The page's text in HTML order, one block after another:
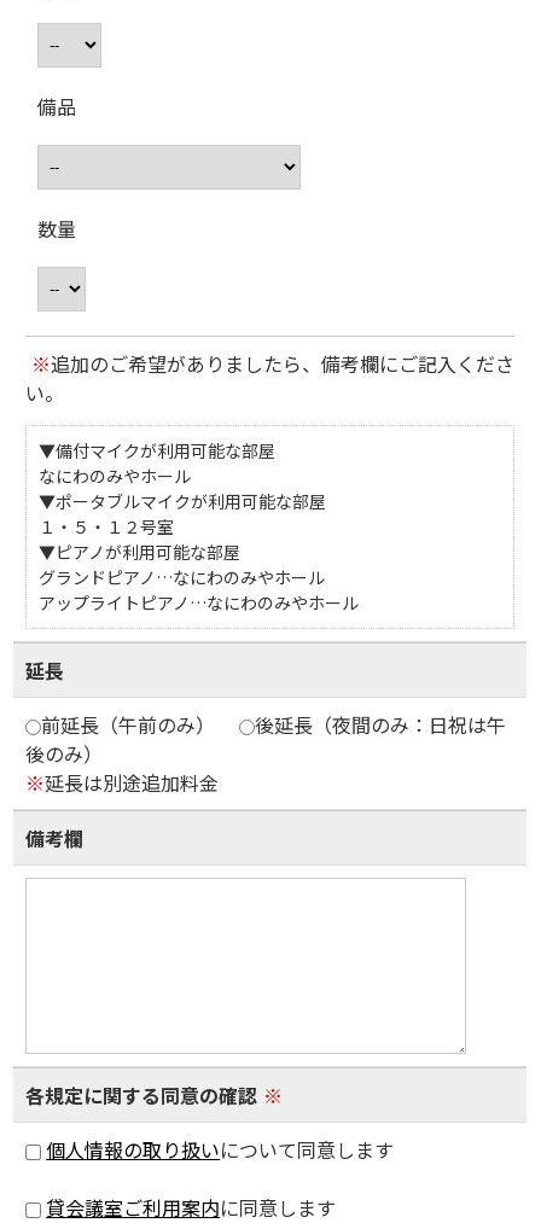
備品
数量
※追加のご希望がありましたら、備考欄にご記入くださ
い。
▼備付マイクが利用可能な部屋
なにわのみやホール
▼ポータブルマイクが利用可能な部屋
１・５・１２号室
▼ピアノが利用可能な部屋
グランドピアノ…なにわのみやホール
アップライトピアノ…なにわのみやホール
延長
前延長（午前のみ）
後延長（夜間のみ：日祝は午
後のみ）
※延長は別途追加料金
備考欄
各規定に関する同意の確認 ※
個人情報の取り扱いについて同意します
貸会議室ご利用案内に同意します